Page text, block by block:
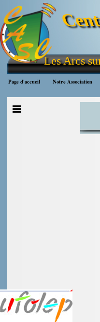
Aller au contenu
Les Arcs
Page d'accueil Notre Association